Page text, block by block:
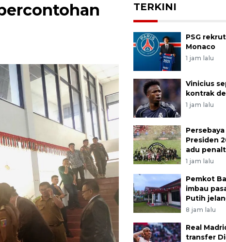
TERKINI
PSG
Monaco
1 jam lalu
Vinicius
kontrak
1 jam lalu
Presiden
adu
1 jam lalu
Pemkot
imbau
Putih
8 jam lalu
Real
transfer